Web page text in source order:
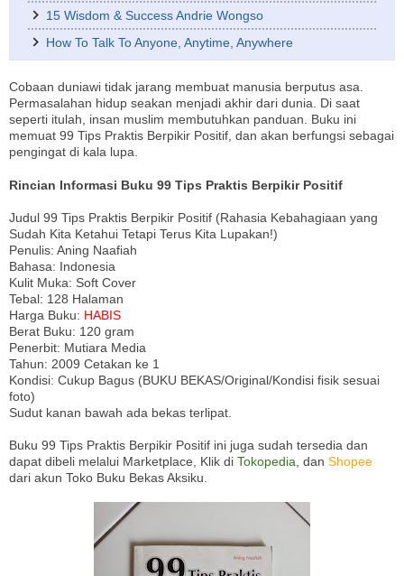
15 Wisdom & Success Andrie Wongso
How To Talk To Anyone, Anytime, Anywhere
Cobaan duniawi tidak jarang membuat manusia berputus asa.
Permasalahan hidup seakan menjadi akhir dari dunia. Di saat
seperti itulah, insan muslim membutuhkan panduan. Buku ini
memuat 99 Tips Praktis Berpikir Positif, dan akan berfungsi sebagai
pengingat di kala lupa.
Rincian Informasi Buku 99 Tips Praktis Berpikir Positif
Judul 99 Tips Praktis Berpikir Positif (Rahasia Kebahagiaan yang
Sudah Kita Ketahui Tetapi Terus Kita Lupakan!)
Penulis: Aning Naafiah
Bahasa: Indonesia
Kulit Muka: Soft Cover
Tebal: 128 Halaman
Harga Buku: HABIS
Berat Buku: 120 gram
Penerbit: Mutiara Media
Tahun: 2009 Cetakan ke 1
Kondisi: Cukup Bagus (BUKU BEKAS/Original/Kondisi fisik sesuai
foto)
Sudut kanan bawah ada bekas terlipat.
Buku 99 Tips Praktis Berpikir Positif ini juga sudah tersedia dan
dapat dibeli melalui Marketplace, Klik di Tokopedia, dan Shopee
dari akun Toko Buku Bekas Aksiku.